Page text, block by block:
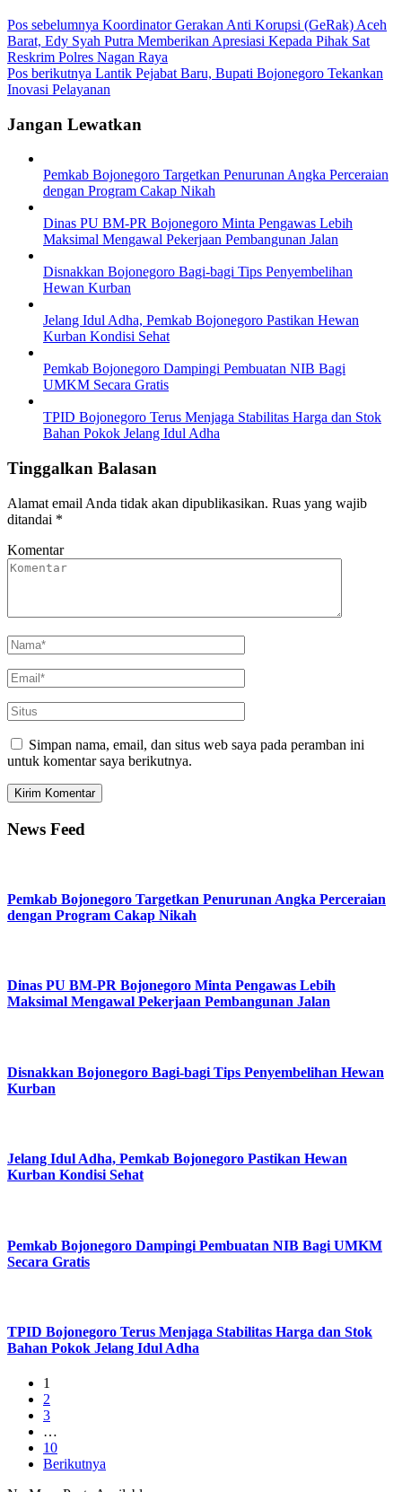
Pos sebelumnya Koordinator Gerakan Anti Korupsi (GeRak) Aceh
Barat, Edy Syah Putra Memberikan Apresiasi Kepada Pihak Sat
Reskrim Polres Nagan Raya
Pos berikutnya Lantik Pejabat Baru, Bupati Bojonegoro Tekankan
Inovasi Pelayanan
Jangan Lewatkan
Pemkab Bojonegoro Targetkan Penurunan Angka Perceraian
dengan Program Cakap Nikah
Dinas PU BM-PR Bojonegoro Minta Pengawas Lebih
Maksimal Mengawal Pekerjaan Pembangunan Jalan
Disnakkan Bojonegoro Bagi-bagi Tips Penyembelihan
Hewan Kurban
Jelang Idul Adha, Pemkab Bojonegoro Pastikan Hewan
Kurban Kondisi Sehat
Pemkab Bojonegoro Dampingi Pembuatan NIB Bagi
UMKM Secara Gratis
TPID Bojonegoro Terus Menjaga Stabilitas Harga dan Stok
Bahan Pokok Jelang Idul Adha
Tinggalkan Balasan
Alamat email Anda tidak akan dipublikasikan. Ruas yang wajib
ditandai *
Komentar
Simpan nama, email, dan situs web saya pada peramban ini
untuk komentar saya berikutnya.
News Feed
Pemkab Bojonegoro Targetkan Penurunan Angka Perceraian
dengan Program Cakap Nikah
Dinas PU BM-PR Bojonegoro Minta Pengawas Lebih
Maksimal Mengawal Pekerjaan Pembangunan Jalan
Disnakkan Bojonegoro Bagi-bagi Tips Penyembelihan Hewan
Kurban
Jelang Idul Adha, Pemkab Bojonegoro Pastikan Hewan
Kurban Kondisi Sehat
Pemkab Bojonegoro Dampingi Pembuatan NIB Bagi UMKM
Secara Gratis
TPID Bojonegoro Terus Menjaga Stabilitas Harga dan Stok
Bahan Pokok Jelang Idul Adha
1
2
3
…
10
Berikutnya